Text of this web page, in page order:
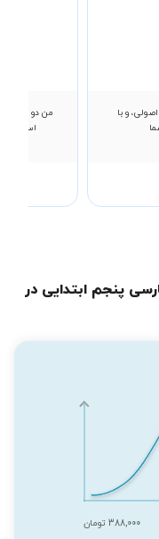
و با
من دو جلسه
استاد
پنجم ابتدایی در
388,000 تومان